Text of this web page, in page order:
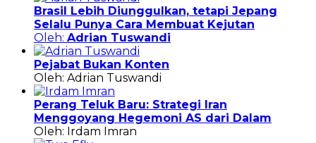
Brasil Lebih Diunggulkan, tetapi Jepang
Selalu Punya Cara Membuat Kejutan
Oleh: Adrian Tuswandi
Pejabat Bukan Konten
Oleh: Adrian Tuswandi
Perang Teluk Baru: Strategi Iran
Menggoyang Hegemoni AS dari Dalam
Oleh: Irdam Imran